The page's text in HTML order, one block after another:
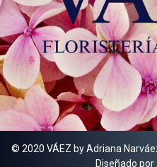
© 2020 VÁEZ by Adriana
Diseñado por